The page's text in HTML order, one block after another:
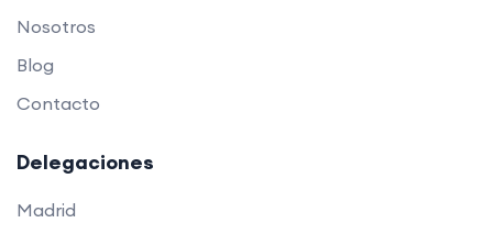
Nosotros
Blog
Contacto
Delegaciones
Madrid